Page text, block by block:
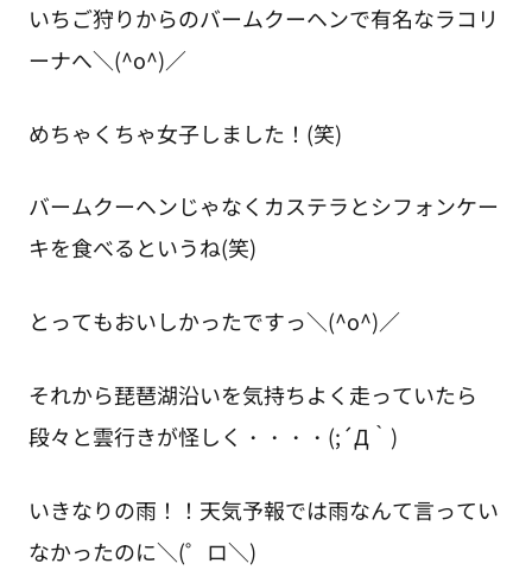
いちご狩りからのバームクーヘンで有名なラコリ
ーナへ＼(^o^)／
めちゃくちゃ女子しました！(笑)
バームクーヘンじゃなくカステラとシフォンケー
キを食べるというね(笑)
とってもおいしかったですっ＼(^o^)／
それから琵琶湖沿いを気持ちよく走っていたら
段々と雲行きが怪しく・・・・(;´Д｀)
いきなりの雨！！天気予報では雨なんて言ってい
なかったのに＼(゜ロ＼)